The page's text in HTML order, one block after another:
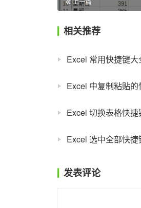
相关推荐
Excel 中复制粘贴的
Excel 切换表格快捷
Excel 选中全部快捷
发表评论